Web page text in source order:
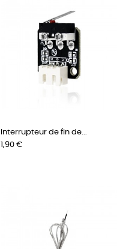
Interrupteur de fin de...
Prix
1,90 €